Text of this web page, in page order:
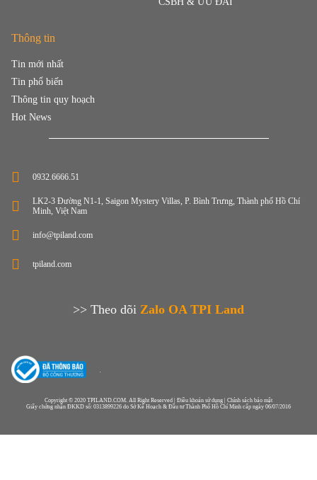
Thông tin
Tin mới nhất
Tin phổ biến
Thông tin quy hoạch
Hot News
0932.6666.51
LK2-3 Đường N1-1, Saigon Mystery Villas, P. Bình Trưng, Thành phố Hồ Chí
Minh, Việt Nam
info@tpiland.com
tpiland.com
>> Theo dõi Zalo OA TPI Land
Copyright © 2020 TPILAND.COM. All Right Reserved | Điều khoản sử dụng | Chính sách bảo mật
Giấy chứng nhận ĐKKD số: 0313899226 do Sở Kế Hoạch & Đầu tư Thành Phố Hồ Chí Minh cấp ngày 06/07/2016